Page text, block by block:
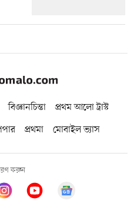
বিজ্ঞানচিন্তা
প্রথম আলো ট্রাস্ট
প্রথমা মোবাইল ভ্যাস
করুন